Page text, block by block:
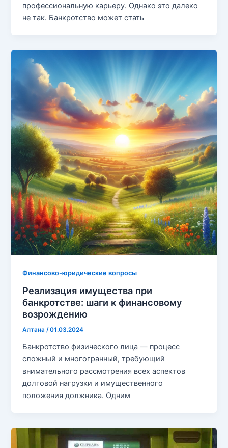
профессиональную карьеру. Однако это далеко
не так. Банкротство может стать
Финансово-юридические вопросы
Реализация имущества при
банкротстве: шаги к финансовому
возрождению
Алтана/01.03.2024
Банкротство физического лица — процесс
сложный и многогранный, требующий
внимательного рассмотрения всех аспектов
долговой нагрузки и имущественного
положения должника. Одним